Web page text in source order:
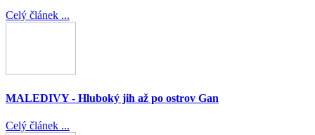
Celý článek ...
MALEDIVY - Hluboký jih až po ostrov Gan
Celý článek ...